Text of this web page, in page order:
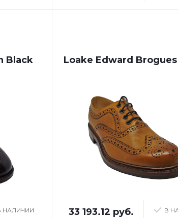
Black
НАЛИЧИИ
Loake Edward
В
33 193.12 руб.